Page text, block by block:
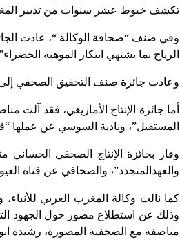
تكشف خيوط عشر سنوات من تدبير
وفي صنف “صحافة الوكالة “، عادت
الرياح بما يشتهي ابتكار الموهبة
وعادت جائزة صنف التحقيق الصحفي إلى
أما جائزة الإنتاج الأمازيغي، فقد آلت
المستقيل”، ونادية السوسي عن عملها
وفاز بجائزة الإنتاج الصحفي
والعهدالمتجدد”، والصحافي عن قناة
كما نالت وكالة المغرب العربي
وذلك عن استطلاع مصور حول الجهود التي
مناصفة مع الصحفية المصورة، رشيدة